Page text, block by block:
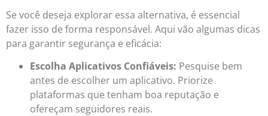
Se você deseja explorar essa alternativa, é essencial
fazer isso de forma responsável. Aqui vão algumas dicas
para garantir segurança e eficácia:
Escolha Aplicativos Confiáveis: Pesquise bem
antes de escolher um aplicativo. Priorize
plataformas que tenham boa reputação e
ofereçam seguidores reais.